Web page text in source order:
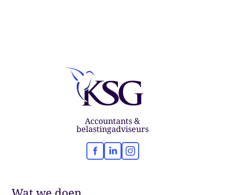
Accountants &
belastingadviseurs
Facebook
LinkedInInstagram